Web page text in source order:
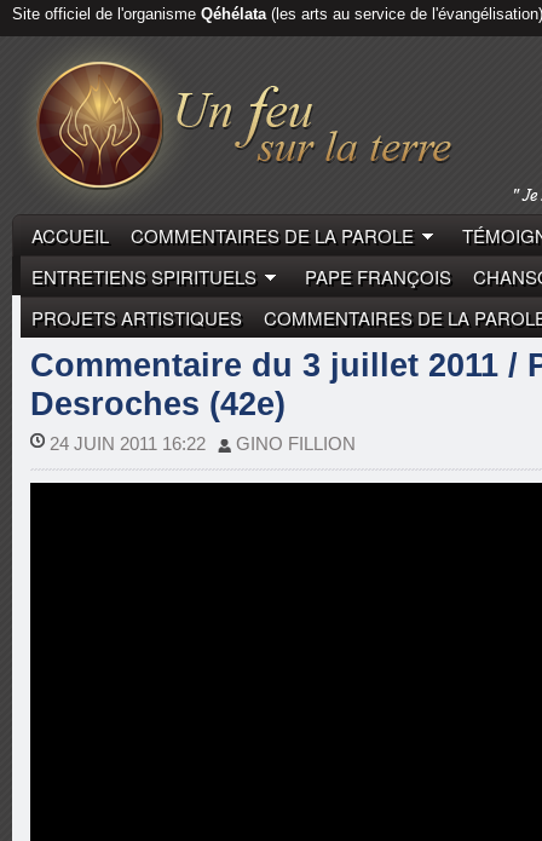
Site officiel de l'organisme Qéhélata(les arts au service de l'évangélisation)
ACCUEIL COMMENTAIRES DE LA PAROLE
ENTRETIENS SPIRITUELS
PAPE FRANÇOIS
PROJETS ARTISTIQUES
COMMENTAIRES DE LA
COMMENTAIRES DE LA PAROLE PIERRE
Commentaire du 3 juillet 2011 /
Desroches (42e)
24 JUIN 2011 16:22 GINO FILLION